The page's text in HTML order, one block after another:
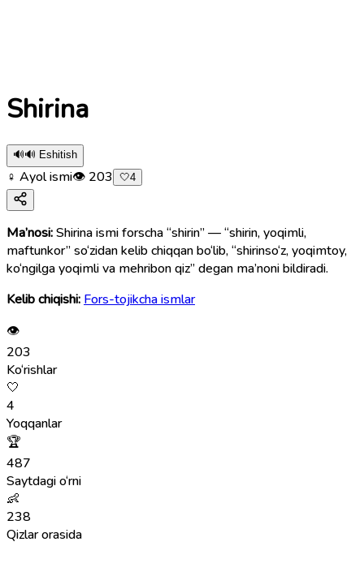
Shirina
🔊🔊 Eshitish
♀ Ayol ismi👁 203 🤍4
Ma’nosi:Shirina ismi forscha “shirin” — “shirin, yoqimli,
maftunkor” so‘zidan kelib chiqqan bo‘lib, “shirinso‘z, yoqimtoy,
ko‘ngilga yoqimli va mehribon qiz” degan ma’noni bildiradi.
Kelib chiqishi: Fors-tojikcha ismlar
👁
203
Ko‘rishlar
🤍
4
Yoqqanlar
🏆
487
Saytdagi o‘rni
👶
238
Qizlar orasida